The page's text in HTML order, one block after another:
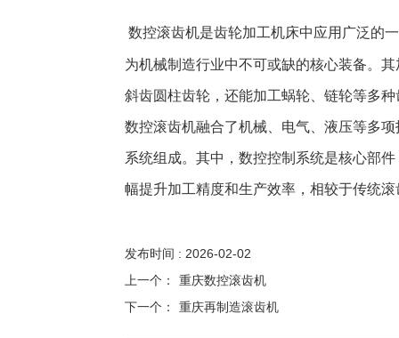
数控滚齿机是齿轮加工机床中应用广泛的
为机械制造行业中不可或缺的核心装备。
斜齿圆柱齿轮，还能加工蜗轮、链轮等多
数控滚齿机融合了机械、电气、液压等多
系统组成。其中，数控控制系统是核心部
幅提升加工精度和生产效率，相较于传统
发布时间 : 2026-02-02
上一个：
重庆数控滚齿机
下一个：
重庆再制造滚齿机